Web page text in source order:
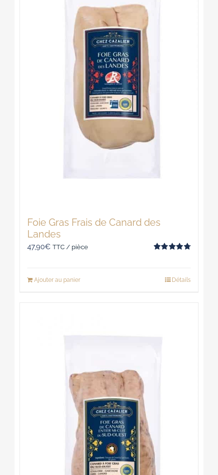
être
choisies
sur
page
du
produit
Foie Gras Frais de Canard des
Landes
47,90€ TTC / pièce
Ajouter au panier Détails